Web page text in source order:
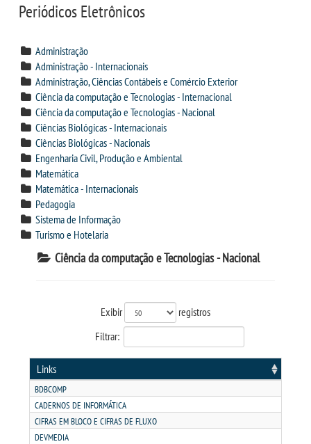
CURSOS
BACHARELADOS
LICENCIATURAS
TECNOLÓGICOS
VESTIBULAR
SEGUNDA GRADUAÇÃO
MATRÍCULA
EDITAL
Periódicos Eletrônicos
Administração
Administração - Internacionais
Administração, Ciências Contábeis e Comércio Exterior
Ciência da computação e Tecnologias - Internacional
Ciência da computação e Tecnologias - Nacional
Ciências Biológicas - Internacionais
Ciências Biológicas - Nacionais
Engenharia Civil, Produção e Ambiental
Matemática
Matemática - Internacionais
Pedagogia
Sistema de Informação
Turismo e Hotelaria
Ciência da computação e Tecnologias - Nacional
Exibir
registros
Filtrar:
Links
BDBCOMP
CADERNOS DE INFORMÁTICA
CIFRAS EM BLOCO E CIFRAS DE FLUXO
DEVMEDIA